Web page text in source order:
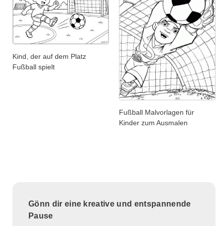
Kind, der auf dem Platz
Fußball spielt
Fußball Malvorlagen für
Kinder zum Ausmalen
Gönn dir eine kreative und entspannende
Pause